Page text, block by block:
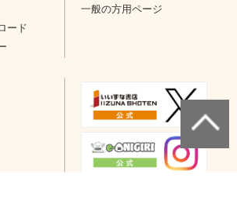
ード
一般の方用ページ